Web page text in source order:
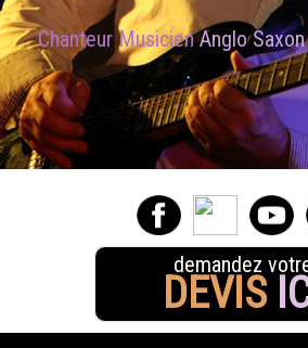
Chanteur MusicienAnglo Saxon
demandez
DEVIS